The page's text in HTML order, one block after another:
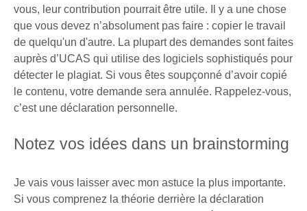
vous, leur contribution pourrait être utile. Il y a une chose
que vous devez n’absolument pas faire : copier le travail
de quelqu'un d'autre. La plupart des demandes sont faites
auprès d’UCAS qui utilise des logiciels sophistiqués pour
détecter le plagiat. Si vous êtes soupçonné d’avoir copié
le contenu, votre demande sera annulée. Rappelez-vous,
c’est une déclaration personnelle.
Notez vos idées dans un brainstorming
Je vais vous laisser avec mon astuce la plus importante.
Si vous comprenez la théorie derrière la déclaration